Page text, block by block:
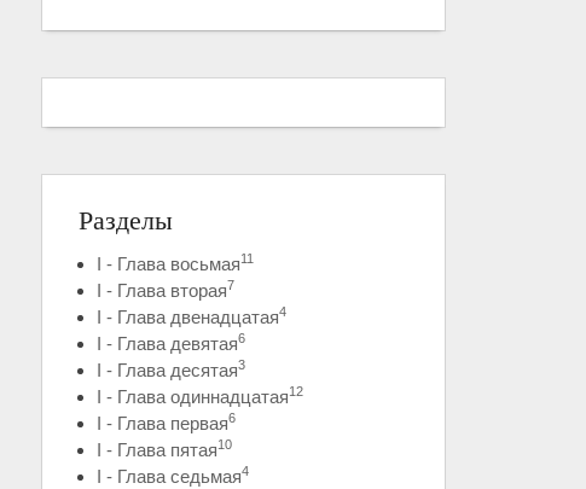
Разделы
I - Глава восьмая11
I - Глава вторая7
I - Глава двенадцатая4
I - Глава девятая6
I - Глава десятая3
I - Глава одиннадцатая12
I - Глава первая6
I - Глава пятая10
I - Глава седьмая4